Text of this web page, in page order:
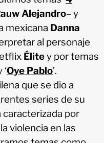
Alejandro– y
mexicana Danna
al personaje
Élitey por temas
‘Oye Pablo’.
que se dio a
series de su
caracterizada por
violencia en las